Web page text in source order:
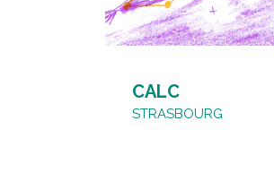
CALC
STRASBOURG